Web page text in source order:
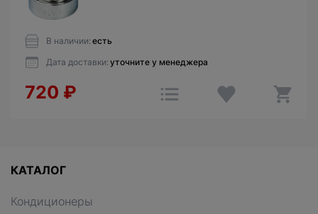
В наличии: есть
Дата доставки: уточните у менеджера
720 ₽
КАТАЛОГ
Кондиционеры